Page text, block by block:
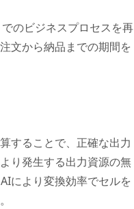
のビジネスプロセスを再
文から納品までの期間を
することで、正確な出力
り発生する出力資源の無
により変換効率でセルを